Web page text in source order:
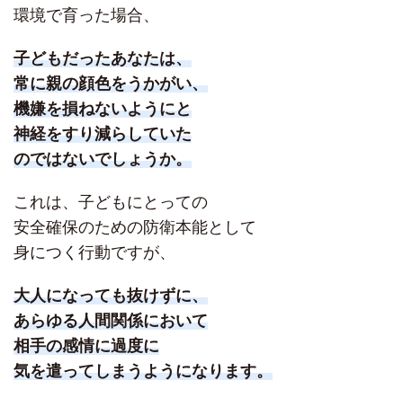
環境で育った場合、
子どもだったあなたは、
常に親の顔色をうかがい、
機嫌を損ねないようにと
神経をすり減らしていた
のではないでしょうか。
これは、子どもにとっての
安全確保のための防衛本能として
身につく行動ですが、
大人になっても抜けずに、
あらゆる人間関係において
相手の感情に過度に
気を遣ってしまうようになります。